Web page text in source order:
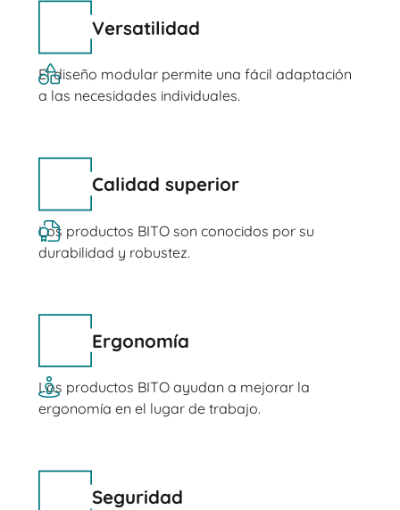
Versatilidad
El diseño modular permite una fácil adaptación
a las necesidades individuales.
Calidad superior
Los productos BITO son conocidos por su
durabilidad y robustez.
Ergonomía
Los productos BITO ayudan a mejorar la
ergonomía en el lugar de trabajo.
Seguridad